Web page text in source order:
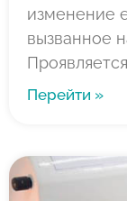
изменение
вызванное
Перейти »